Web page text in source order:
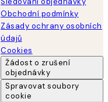
Obchodní podmínky
Zásady ochrany osobních
údajů
Cookies
Žádost o zrušení
objednávky
Spravovat soubory
cookie